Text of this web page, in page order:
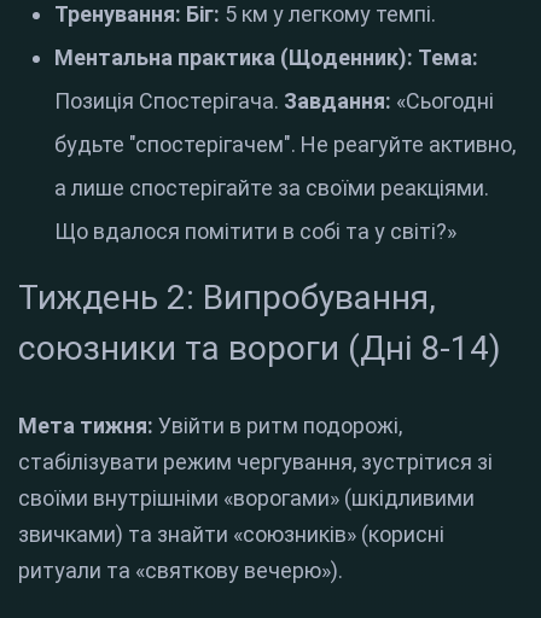
Тренування: Біг: 5 км у легкому темпі.
Ментальна практика (Щоденник): Тема:
Позиція Спостерігача. Завдання: «Сьогодні
будьте "спостерігачем". Не реагуйте активно,
а лише спостерігайте за своїми реакціями.
Що вдалося помітити в собі та у світі?»
Тиждень 2: Випробування,
союзники та вороги (Дні 8-14)
Мета тижня: Увійти в ритм подорожі,
стабілізувати режим чергування, зустрітися зі
своїми внутрішніми «ворогами» (шкідливими
звичками) та знайти «союзників» (корисні
ритуали та «святкову вечерю»).